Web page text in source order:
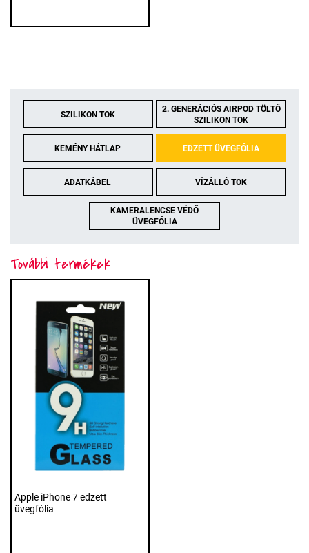
SZILIKON TOK
2. GENERÁCIÓS AIRPOD TÖLTŐ
SZILIKON TOK
KEMÉNY HÁTLAP EDZETT ÜVEGFÓLIA
ADATKÁBEL VÍZÁLLÓ TOK
KAMERALENCSE VÉDŐ
ÜVEGFÓLIA
További termékek
Apple iPhone 7 edzett
üvegfólia